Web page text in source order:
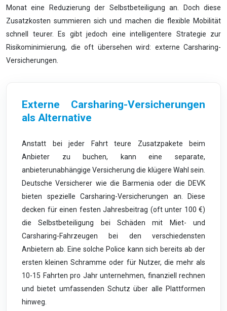
Monat eine Reduzierung der Selbstbeteiligung an. Doch diese
Zusatzkosten summieren sich und machen die flexible Mobilität
schnell teurer. Es gibt jedoch eine intelligentere Strategie zur
Risikominimierung, die oft übersehen wird: externe Carsharing-
Versicherungen.
Externe Carsharing-Versicherungen
als Alternative
Anstatt bei jeder Fahrt teure Zusatzpakete beim
Anbieter zu buchen, kann eine separate,
anbieterunabhängige Versicherung die klügere Wahl sein.
Deutsche Versicherer wie die Barmenia oder die DEVK
bieten spezielle Carsharing-Versicherungen an. Diese
decken für einen festen Jahresbeitrag (oft unter 100 €)
die Selbstbeteiligung bei Schäden mit Miet- und
Carsharing-Fahrzeugen bei den verschiedensten
Anbietern ab. Eine solche Police kann sich bereits ab der
ersten kleinen Schramme oder für Nutzer, die mehr als
10-15 Fahrten pro Jahr unternehmen, finanziell rechnen
und bietet umfassenden Schutz über alle Plattformen
hinweg.